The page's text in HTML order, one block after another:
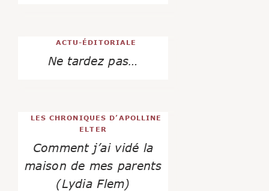
ACTU-ÉDITORIALE
Ne tardez pas…
LES CHRONIQUES D’APOLLINE
ELTER
Comment j’ai vidé la
maison de mes parents
(Lydia Flem)